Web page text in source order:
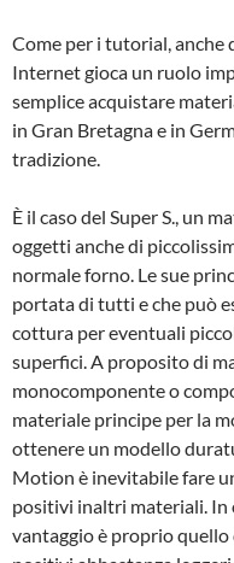
Come per i tutorial, anche
Internet gioca un ruolo
semplice acquistare
in Gran Bretagna e in
tradizione.
È il caso del Super S., un
oggetti anche di
normale forno. Le sue
portata di tutti e che può
cottura per eventuali
superfici. A proposito di
monocomponente o
materiale principe per la
ottenere un modello
Motion è inevitabile fare
positivi inaltri materiali. In
vantaggio è proprio